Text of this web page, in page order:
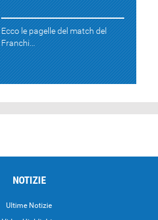
Ecco le pagelle del match del
Franchi...
NOTIZIE
Ultime Notizie